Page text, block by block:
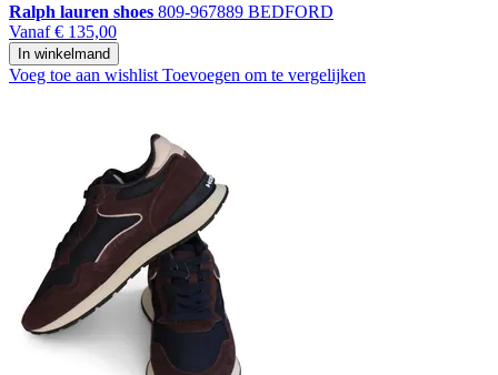
Ralph lauren shoes 809-967889 BEDFORD
Vanaf € 135,00
In winkelmand
Voeg toe aan wishlist Toevoegen om te vergelijken